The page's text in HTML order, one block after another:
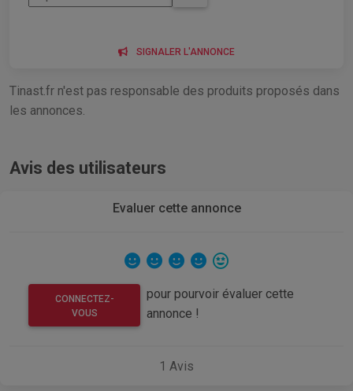
SIGNALER L'ANNONCE
Tinast.fr n'est pas responsable des produits proposés dans
les annonces.
Avis des utilisateurs
Evaluer cette annonce
CONNECTEZ-
VOUS
pour pourvoir évaluer cette
annonce !
1 Avis